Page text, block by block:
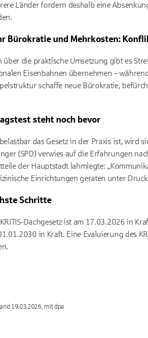
Länder fordern deshalb eine
Bürokratie und Mehrkosten:
über die praktische Umsetzung gibt es
Eisenbahnen übernehmen –
schaffe neue Bürokratie,
steht noch bevor
das Gesetz in der Praxis ist, wird
(SPD) verwies auf die Erfahrungen
der Hauptstadt lahmlegte:
Einrichtungen geraten unter
Schritte
KRITIS-Dachgesetz ist am 17.03.2026 in
in Kraft. Eine Evaluierung des
19.03.2026, mit dpa